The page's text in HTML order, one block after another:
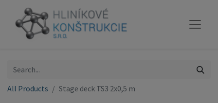
All Products Stage deck TS3 2x0,5 m